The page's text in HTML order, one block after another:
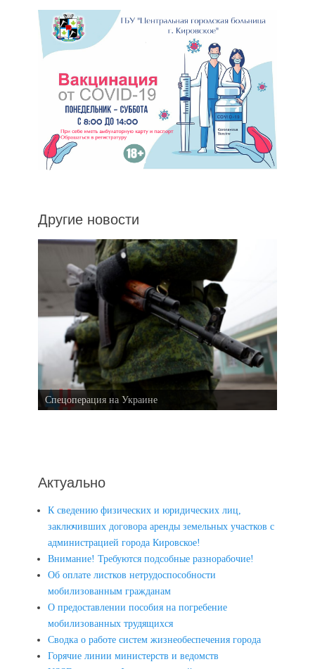
Другие новости
Спецоперация на Украине
Актуально
К сведению физических и юридических лиц,
заключивших договора аренды земельных участков с
администрацией города Кировское!
Внимание! Требуются подсобные разнорабочие!
Об оплате листков нетрудоспособности
мобилизованным гражданам
О предоставлении пособия на погребение
мобилизованных трудящихся
Сводка о работе систем жизнеобеспечения города
Горячие линии министерств и ведомств